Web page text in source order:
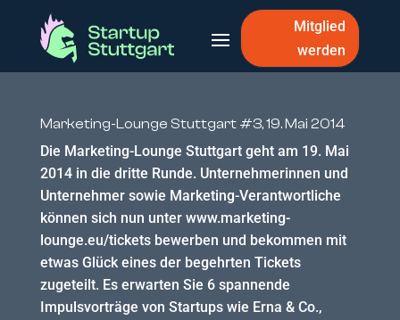
Mitglied
werden
Marketing-Lounge Stuttgart #3, 19. Mai 2014
Die Marketing-Lounge Stuttgart geht am 19. Mai
2014 in die dritte Runde. Unternehmerinnen und
Unternehmer sowie Marketing-Verantwortliche
können sich nun unter www.marketing-
lounge.eu/tickets bewerben und bekommen mit
etwas Glück eines der begehrten Tickets
zugeteilt. Es erwarten Sie 6 spannende
Impulsvorträge von Startups wie Erna & Co.,